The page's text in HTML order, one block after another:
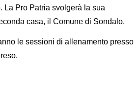
La Pro Patria svolgerà la sua
casa, il Comune di Sondalo.
le sessioni di allenamento presso